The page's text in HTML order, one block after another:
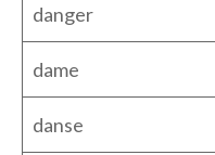
danger
dame
danse